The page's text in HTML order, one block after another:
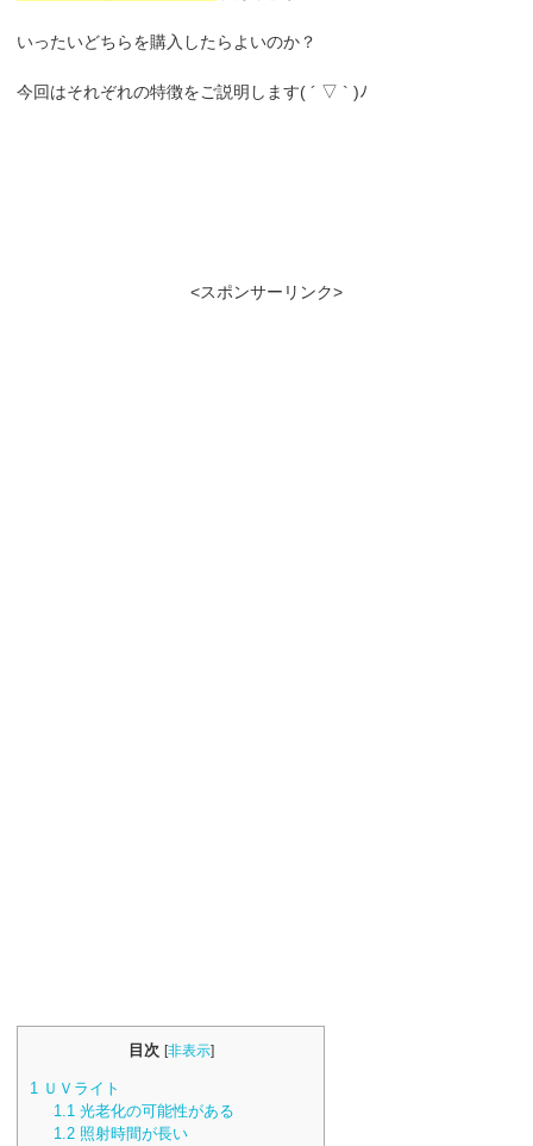
いったいどちらを購入したらよいのか？
今回はそれぞれの特徴をご説明します( ´ ▽ ` )ﾉ
<スポンサーリンク>
目次 [非表示]
1 ＵＶライト
1.1 光老化の可能性がある
1.2 照射時間が長い